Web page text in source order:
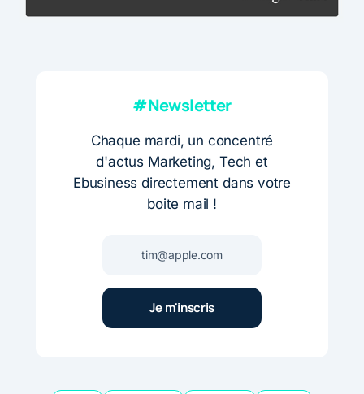
#Newsletter
Chaque mardi, un concentré
d'actus Marketing, Tech et
Ebusiness directement dans votre
boite mail !